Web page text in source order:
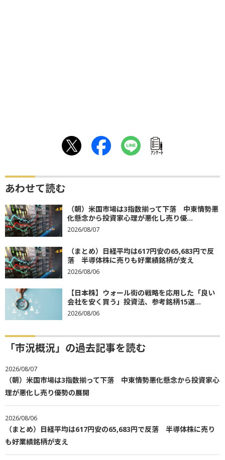
ｱﾝｹｰﾄ
あわせて読む
（朝）米国市場は3指数揃って下落 中東情勢悪
化懸念から投資家心理が悪化し売り優...
2026/08/07
（まとめ）日経平均は617円安の65,683円で反
落 半導体株に売りも好業績銘柄が支え
2026/08/06
【日本株】ウォール街の戦略を応用した「良い
会社を安く買う」投資法、参考銘柄15選...
2026/08/06
「市況概況」の過去記事を読む
2026/08/07
（朝）米国市場は3指数揃って下落 中東情勢悪化懸念から投資家心
理が悪化し売り優勢の展開
2026/08/06
（まとめ）日経平均は617円安の65,683円で反落 半導体株に売り
も好業績銘柄が支え